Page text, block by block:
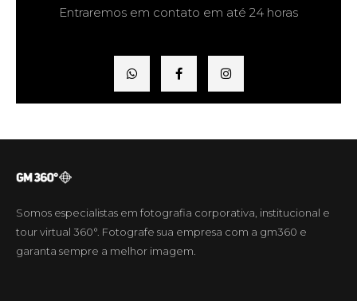
Entraremos em contato em até 24 horas
Somos especialistas em fotografia corporativa, institucional e
tour virtual 360°. Fotografe sua empresa com a gm360 e
garanta sempre a melhor imagem.